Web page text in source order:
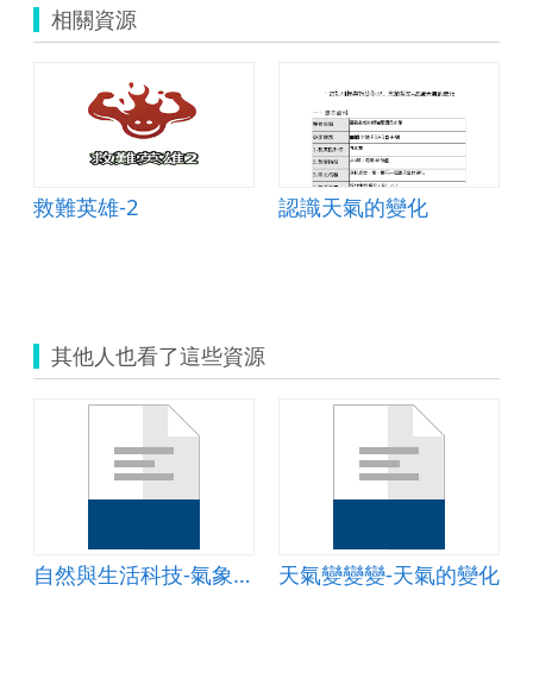
相關資源
救難英雄-2 認識天氣的變化
其他人也看了這些資源
自然與生活科技-氣象報告 天氣變變變-天氣的變化